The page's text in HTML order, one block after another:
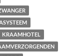
KRAAMHOTEL